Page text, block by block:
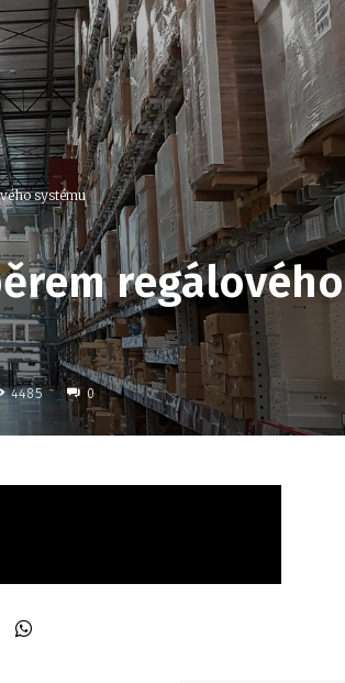
systému
regálového
4485 0